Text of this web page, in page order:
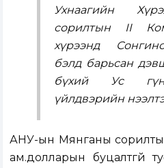
Ухнаагийн
сорилтын II
хүрээнд
бэлд барьсан
бүхий Ус гүн
үйлдвэрийн
АНУ-ын Мянганы
ам.долларын буцалтгүй